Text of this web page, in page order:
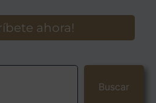
Buscar